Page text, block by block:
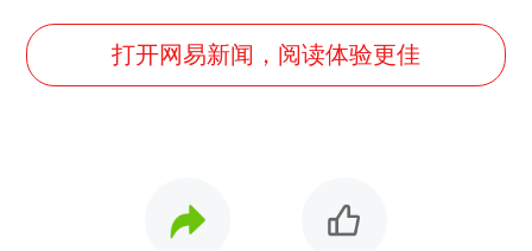
打开网易新闻，阅读体验更佳